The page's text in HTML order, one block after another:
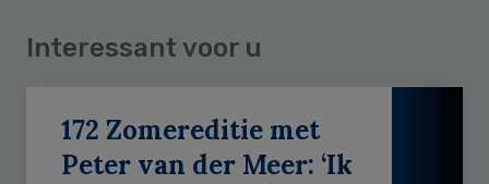
Interessant voor u
172 Zomereditie met
Peter van der Meer: ‘Ik